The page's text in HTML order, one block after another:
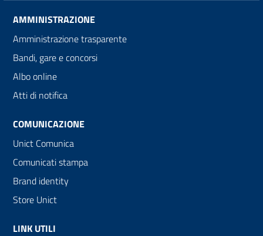
AMMINISTRAZIONE
Amministrazione trasparente
Bandi, gare e concorsi
Albo online
Atti di notifica
COMUNICAZIONE
Unict Comunica
Comunicati stampa
Brand identity
Store Unict
LINK UTILI